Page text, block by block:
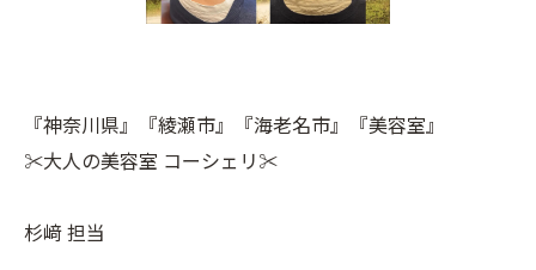
『神奈川県』『綾瀬市』『海老名市』『美容室』
✂︎大人の美容室 コーシェリ✂︎
杉﨑 担当